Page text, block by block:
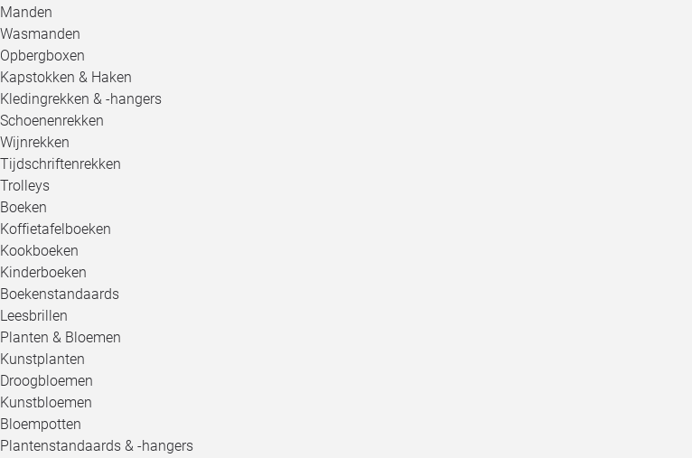
Manden
Wasmanden
Opbergboxen
Kapstokken & Haken
Kledingrekken & -hangers
Schoenenrekken
Wijnrekken
Tijdschriftenrekken
Trolleys
Boeken
Koffietafelboeken
Kookboeken
Kinderboeken
Boekenstandaards
Leesbrillen
Planten & Bloemen
Kunstplanten
Droogbloemen
Kunstbloemen
Bloempotten
Plantenstandaards & -hangers